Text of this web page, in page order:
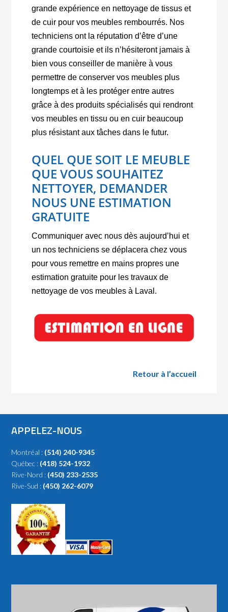
grande expérience en nettoyage de tissus et
de cuir pour vos meubles rembourrés. Nos
techniciens ont la réputation d’être d’une
grande courtoisie et ils n’hésiteront jamais à
bien vous conseiller de manière à vous
permettre de conserver vos meubles plus
longtemps et à les protéger entre autres
grâce à des produits spécialisés qui rendront
vos meubles en tissu ou en cuir beaucoup
plus résistant aux tâches dans le futur.
QUEL QUE SOIT LE MEUBLE
QUE VOUS SOUHAITEZ
NETTOYER, DEMANDER
NOUS UNE ESTIMATION
GRATUITE
Communiquer avec nous dès aujourd’hui et
un nos techniciens se déplacera chez vous
pour vous remettre en mains propres une
estimation gratuite pour les travaux de
nettoyage de vos meubles à Laval.
Retour à l’accueil
APPELEZ-NOUS
Montréal : (514) 240-9345
Québec : (418) 524-1932
Rive-Nord : (450) 233-2535
Rive-Sud : (450) 262-6079